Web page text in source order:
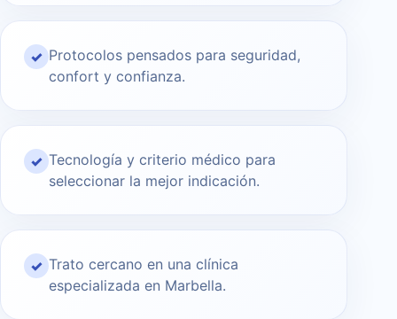
✓ Protocolos pensados para seguridad,
confort y confianza.
✓ Tecnología y criterio médico para
seleccionar la mejor indicación.
✓ Trato cercano en una clínica
especializada en Marbella.